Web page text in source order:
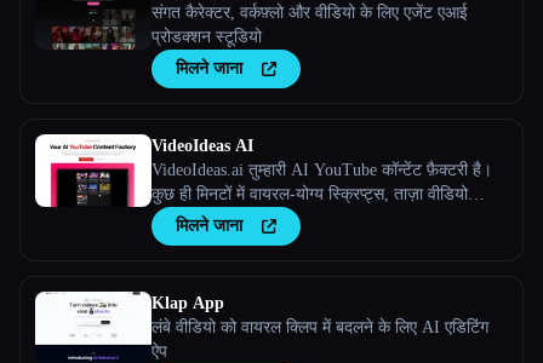
संगत कैरेक्टर, वर्कफ़्लो और वीडियो के लिए एजेंट एआई
प्रोडक्शन स्टूडियो
मिलने जाना
VideoIdeas AI
VideoIdeas.ai तुम्हारी AI YouTube कॉन्टेंट फ़ैक्टरी है।
कुछ ही मिनटों में वायरल-योग्य स्क्रिप्ट्स, ताज़ा वीडियो
आइडिया और आकर्षक कॉन्टेंट जेनरेट करें।
मिलने जाना
Klap App
लंबे वीडियो को वायरल क्लिप में बदलने के लिए AI एडिटिंग
ऐप